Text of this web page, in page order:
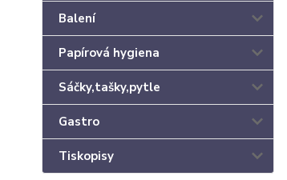
Balení
Papírová hygiena
Sáčky,tašky,pytle
Gastro
Tiskopisy